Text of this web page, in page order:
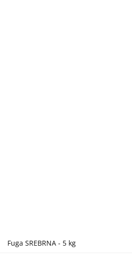
Fuga SREBRNA - 5 kg